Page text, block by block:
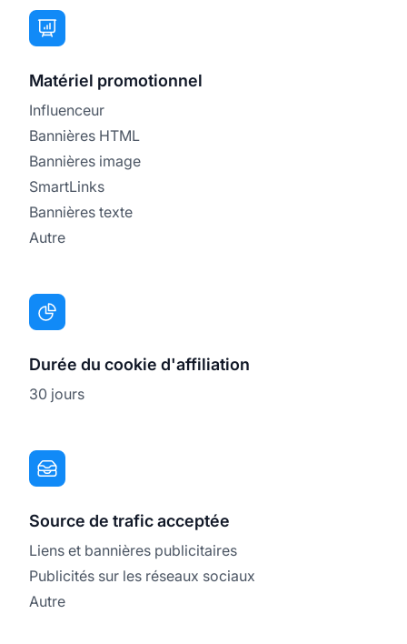
Matériel promotionnel
Influenceur
Bannières HTML
Bannières image
SmartLinks
Bannières texte
Autre
Durée du cookie d'affiliation
30 jours
Source de trafic acceptée
Liens et bannières publicitaires
Publicités sur les réseaux sociaux
Autre